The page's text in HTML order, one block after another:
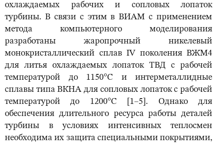
охлаждаемых рабочих и сопловых лопаток
турбины. В связи с этим в ВИАМ с применением
метода компьютерного моделирования
разработаны жаропрочный никелевый
монокристаллический сплав IV поколения ВЖМ4
для литья охлаждаемых лопаток ТВД с рабочей
температурой до 1150°С и интерметаллидные
сплавы типа ВКНА для сопловых лопаток с рабочей
температурой до 1200°С [1–5]. Однако для
обеспечения длительного ресурса работы деталей
турбины в условиях интенсивных теплосмен
необходима их защита специальными покрытиями,